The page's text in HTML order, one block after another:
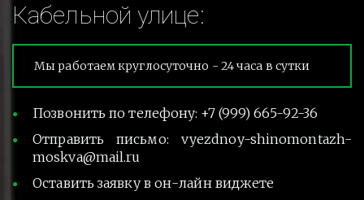
Кабельной улице:
Мы работаем круглосуточно - 24 часа в сутки
Позвонить по телефону: +7 (999) 665-92-36
Отправить письмо: vyezdnoy-shinomontazh-
moskva@mail.ru
Оставить заявку в он-лайн виджете